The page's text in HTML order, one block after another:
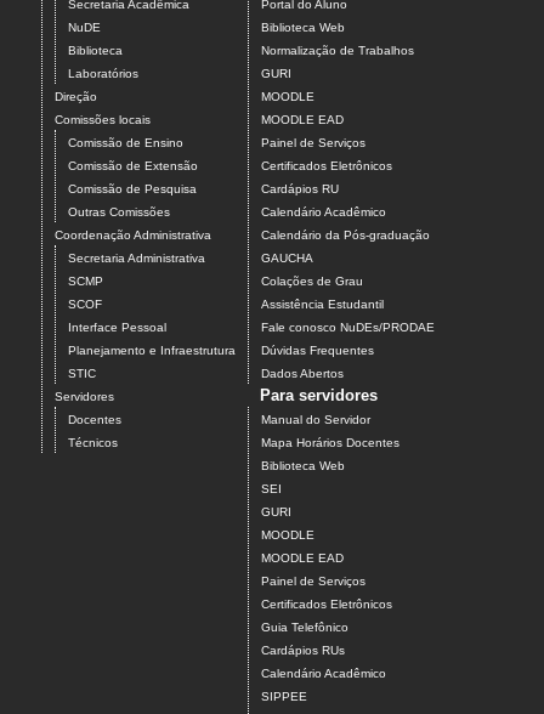
Secretaria Acadêmica
NuDE
Biblioteca
Laboratórios
Direção
Comissões locais
Comissão de Ensino
Comissão de Extensão
Comissão de Pesquisa
Outras Comissões
Coordenação Administrativa
Secretaria Administrativa
SCMP
SCOF
Interface Pessoal
Planejamento e Infraestrutura
STIC
Servidores
Docentes
Técnicos
Portal do Aluno
Biblioteca Web
Normalização de Trabalhos
GURI
MOODLE
MOODLE EAD
Painel de Serviços
Certificados Eletrônicos
Cardápios RU
Calendário Acadêmico
Calendário da Pós-graduação
GAUCHA
Colações de Grau
Assistência Estudantil
Fale conosco NuDEs/PRODAE
Dúvidas Frequentes
Dados Abertos
Para servidores
Manual do Servidor
Mapa Horários Docentes
Biblioteca Web
SEI
GURI
MOODLE
MOODLE EAD
Painel de Serviços
Certificados Eletrônicos
Guia Telefônico
Cardápios RUs
Calendário Acadêmico
SIPPEE